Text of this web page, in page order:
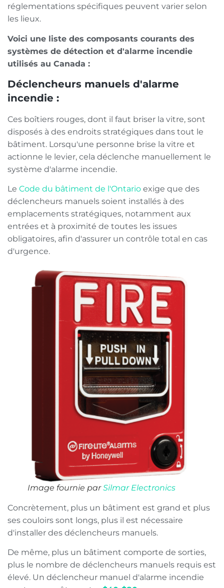
réglementations spécifiques peuvent varier selon
les lieux.
Voici une liste des composants courants des
systèmes de détection et d'alarme incendie
utilisés au Canada :
Déclencheurs manuels d'alarme
incendie :
Ces boîtiers rouges, dont il faut briser la vitre, sont
disposés à des endroits stratégiques dans tout le
bâtiment. Lorsqu'une personne brise la vitre et
actionne le levier, cela déclenche manuellement le
système d'alarme incendie.
Le Code du bâtiment de l'Ontario exige que des
déclencheurs manuels soient installés à des
emplacements stratégiques, notamment aux
entrées et à proximité de toutes les issues
obligatoires, afin d'assurer un contrôle total en cas
d'urgence.
Image fournie parSilmar Electronics
Concrètement, plus un bâtiment est grand et plus
ses couloirs sont longs, plus il est nécessaire
d'installer des déclencheurs manuels.
De même, plus un bâtiment comporte de sorties,
plus le nombre de déclencheurs manuels requis est
élevé. Un déclencheur manuel d'alarme incendie